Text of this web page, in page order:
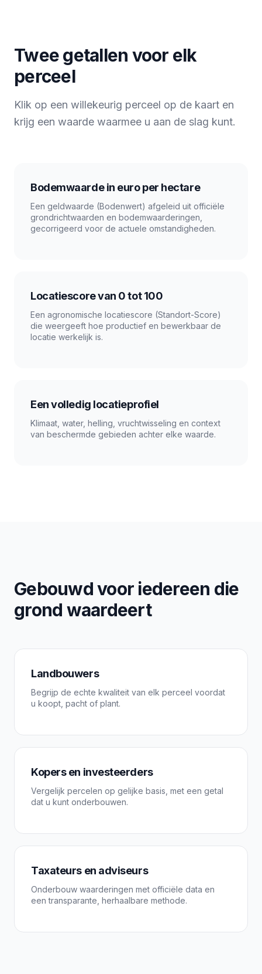
Twee getallen voor elk
perceel
Klik op een willekeurig perceel op de kaart en
krijg een waarde waarmee u aan de slag kunt.
Bodemwaarde in euro per hectare
Een geldwaarde (Bodenwert) afgeleid uit officiële
grondrichtwaarden en bodemwaarderingen,
gecorrigeerd voor de actuele omstandigheden.
Locatiescore van 0 tot 100
Een agronomische locatiescore (Standort-Score)
die weergeeft hoe productief en bewerkbaar de
locatie werkelijk is.
Een volledig locatieprofiel
Klimaat, water, helling, vruchtwisseling en context
van beschermde gebieden achter elke waarde.
Gebouwd voor iedereen die
grond waardeert
Landbouwers
Begrijp de echte kwaliteit van elk perceel voordat
u koopt, pacht of plant.
Kopers en investeerders
Vergelijk percelen op gelijke basis, met een getal
dat u kunt onderbouwen.
Taxateurs en adviseurs
Onderbouw waarderingen met officiële data en
een transparante, herhaalbare methode.